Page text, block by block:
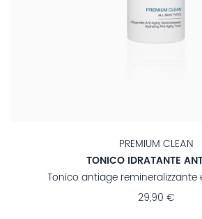
PREMIUM CLEAN
TONICO IDRATANTE
Tonico antiage remineralizzante
29,90 €